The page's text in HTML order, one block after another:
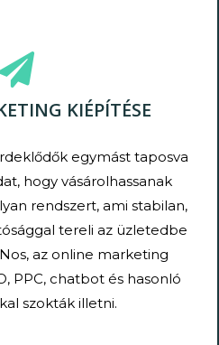
KIÉPÍTÉSE
egymást taposva
hogy vásárolhassanak
rendszert, ami stabilan,
tereli az üzletedbe
az online marketing
PPC, chatbot és hasonló
szokták illetni.